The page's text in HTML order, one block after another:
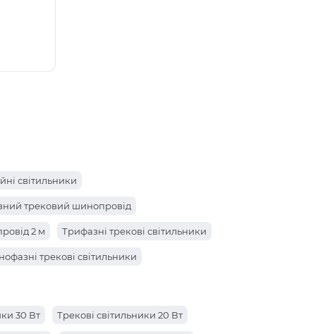
світильники
трековий шинопровід
2 м Трифазні трекові світильники
трекові світильники
30 Вт Трекові світильники 20 Вт